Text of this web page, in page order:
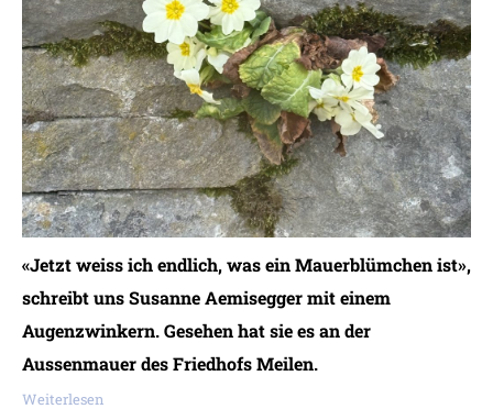
«Jetzt weiss ich endlich, was ein Mauerblümchen ist»,
schreibt uns Susanne Aemisegger mit einem
Augenzwinkern. Gesehen hat sie es an der
Aussenmauer des Friedhofs Meilen.
Weiterlesen